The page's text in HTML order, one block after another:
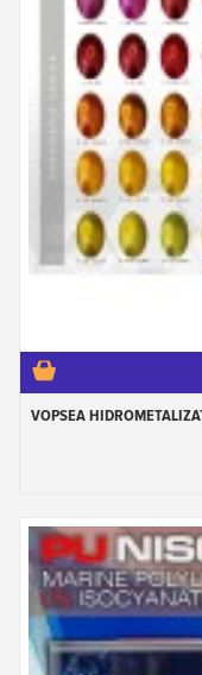
VOPSEA